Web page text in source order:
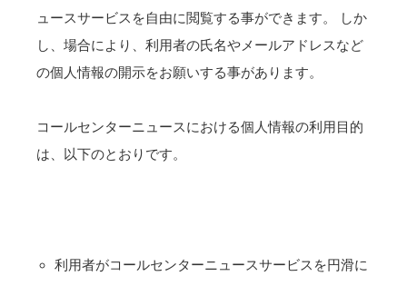
ュースサービスを自由に閲覧する事ができます。 しか
し、場合により、利用者の氏名やメールアドレスなど
の個人情報の開示をお願いする事があります。
コールセンターニュースにおける個人情報の利用目的
は、以下のとおりです。
利用者がコールセンターニュースサービスを円滑に